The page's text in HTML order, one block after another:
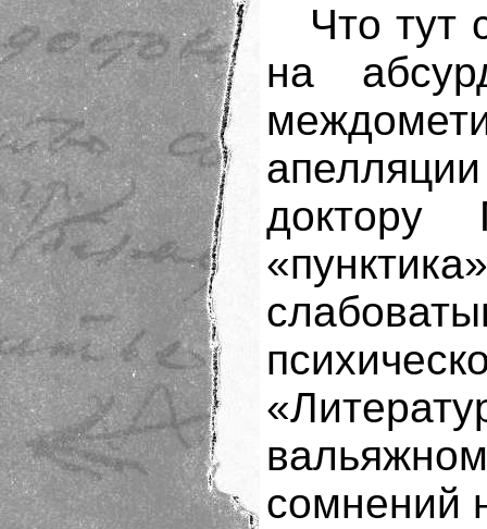
Что тут
на
доктору
сомнений